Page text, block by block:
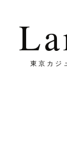
東京カジ